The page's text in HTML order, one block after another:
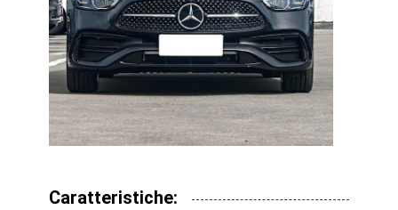
Caratteristiche: